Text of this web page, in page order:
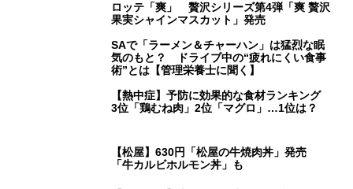
ロッテ「爽」 贅沢シリーズ第4弾「爽 贅沢
果実シャインマスカット」発売
SAで「ラーメン＆チャーハン」は猛烈な眠
気のもと？ ドライブ中の“疲れにくい食事
術”とは【管理栄養士に聞く】
【熱中症】予防に効果的な食材ランキング
3位「鶏むね肉」2位「マグロ」…1位は？
「牛カルビホルモン丼」も
【くら寿司】本マグロ「中とろ」特別価格